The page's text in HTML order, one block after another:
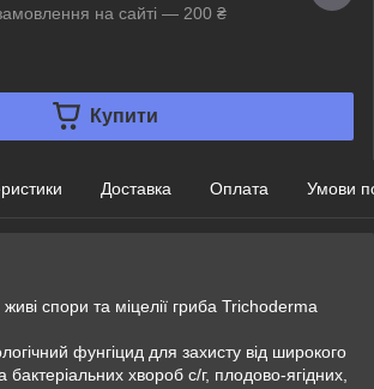
на сайті — 200 ₴
Купити
Доставка Оплата Умови
живі спори та міцелії гриба Trichoderma
фунгіцид для захисту від широкого
бактеріальних хвороб с/г, плодово-ягідних,